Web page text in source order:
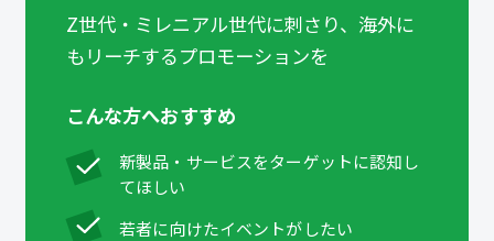
Z世代・ミレニアル世代に刺さり、海外に
もリーチするプロモーションを
こんな方へおすすめ
新製品・サービスをターゲットに認知し
てほしい
若者に向けたイベントがしたい